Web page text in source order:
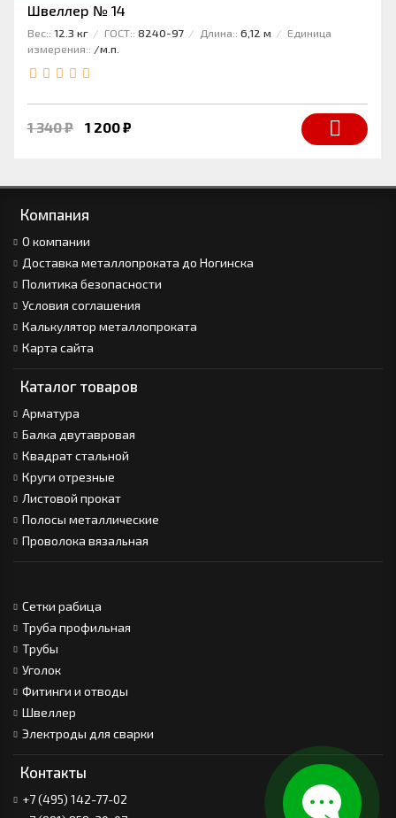
Швеллер № 14
Вес:: 12.3 кг ГОСТ:: 8240-97 Длина:: 6,12 м
Единица
измерения:: /м.п.
1 340 ₽ 1 200 ₽
Компания
О компании
Доставка металлопроката до Ногинска
Политика безопасности
Условия соглашения
Калькулятор металлопроката
Карта сайта
Каталог товаров
Арматура
Балка двутавровая
Квадрат стальной
Круги отрезные
Листовой прокат
Полосы металлические
Проволока вязальная
Сетки рабица
Труба профильная
Трубы
Уголок
Фитинги и отводы
Швеллер
Электроды для сварки
Контакты
+7 (495) 142-77-02